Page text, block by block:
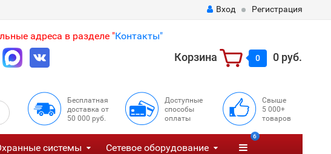
Вход Регистрация
адреса в разделе "Контакты"
Корзина 0 0 руб.
Бесплатная
доставка от
50 000 руб.
Доступные
способы
оплаты
Свыше
5 000+
товаров
системы Сетевое оборудование
6